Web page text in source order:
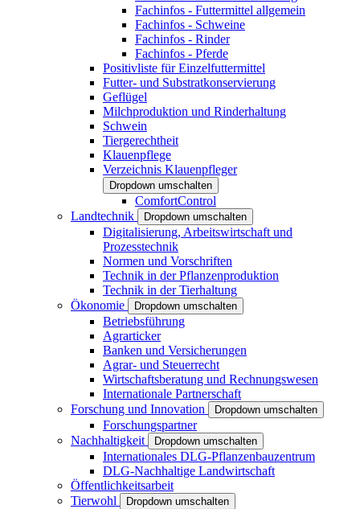
Fachinfos - Futtermittel allgemein
Fachinfos - Schweine
Fachinfos - Rinder
Fachinfos - Pferde
Positivliste für Einzelfuttermittel
Futter- und Substratkonservierung
Geflügel
Milchproduktion und Rinderhaltung
Schwein
Tiergerechtheit
Klauenpflege
Verzeichnis Klauenpfleger
Dropdown umschalten
ComfortControl
Landtechnik
Dropdown umschalten
Digitalisierung, Arbeitswirtschaft und
Prozesstechnik
Normen und Vorschriften
Technik in der Pflanzenproduktion
Technik in der Tierhaltung
Ökonomie
Dropdown umschalten
Betriebsführung
Agrarticker
Banken und Versicherungen
Agrar- und Steuerrecht
Wirtschaftsberatung und Rechnungswesen
Internationale Partnerschaft
Forschung und Innovation
Dropdown umschalten
Forschungspartner
Nachhaltigkeit
Dropdown umschalten
Internationales DLG-Pflanzenbauzentrum
DLG-Nachhaltige Landwirtschaft
Öffentlichkeitsarbeit
Tierwohl
Dropdown umschalten